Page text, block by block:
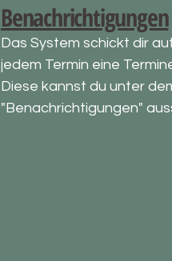
​​​Benachrichtigungen
Das System schickt dir
jedem Termin eine
Diese kannst du unter
"Benachrichtigungen"